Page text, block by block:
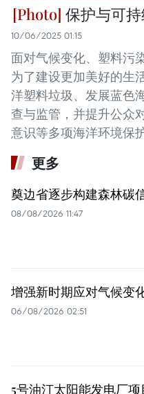
保护与可
10/06/2025 01:15
面对气候变化、塑料污
为了建设更加美好的生
洋塑料垃圾、发展蓝色
查与监管，并提升公众
意识等多项海洋环境保
更多
奠边省逐步构建森林碳
08/08/2026 11:47
增强新时期应对气候变
06/08/2026 02:51
5号油汀太阳能发电厂